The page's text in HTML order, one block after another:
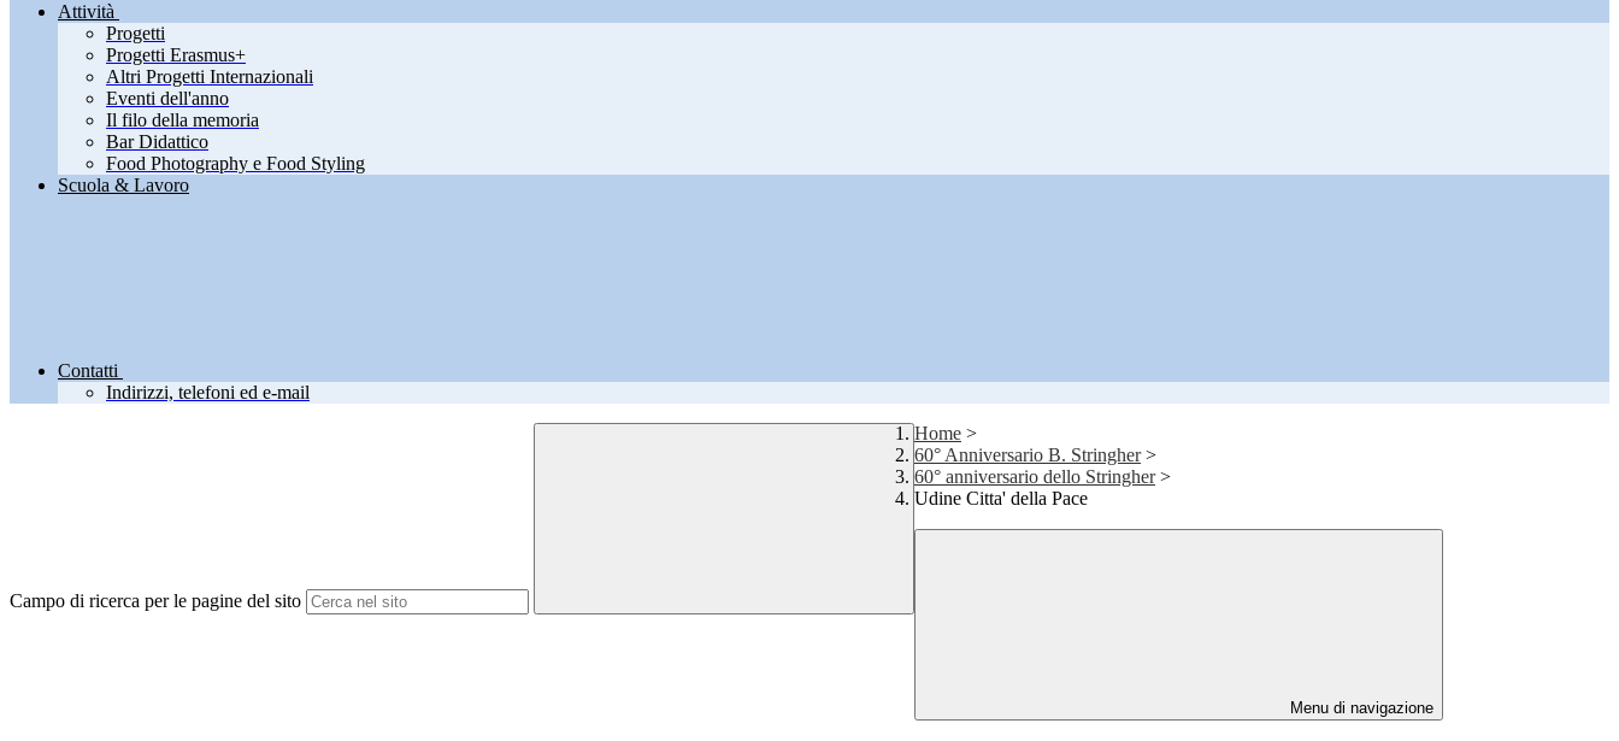
Attività
Progetti
Progetti Erasmus+
Altri Progetti Internazionali
Eventi dell'anno
Il filo della memoria
Bar Didattico
Food Photography e Food Styling
Scuola & Lavoro
Contatti
Indirizzi, telefoni ed e-mail
Campo di ricerca per le pagine del sito
Home >
60° Anniversario B. Stringher >
60° anniversario dello Stringher >
Udine Citta' della Pace
Menu di navigazione